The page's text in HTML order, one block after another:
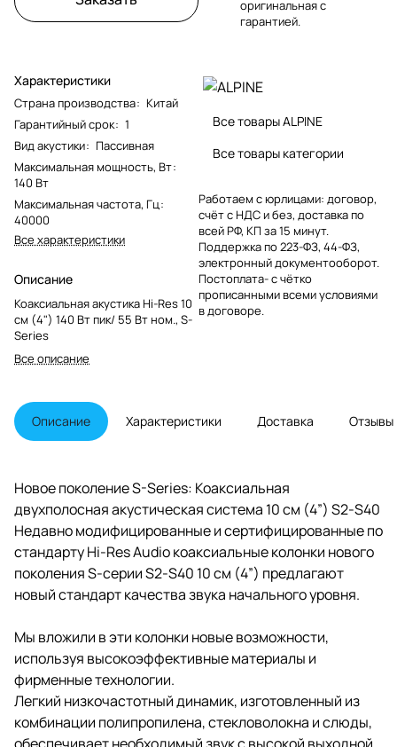
Характеристики
Страна производства: Китай
Гарантийный срок: 1
Вид акустики: Пассивная
Максимальная мощность, Вт:
140 Вт
Максимальная частота, Гц:
40000
Все характеристики
Описание
Коаксиальная акустика Hi-Res 10
см (4") 140 Вт пик/ 55 Вт ном., S-
Series
Все описание
оригинальная с
гарантией.
Все товары ALPINE
Все товары категории
Работаем с юрлицами: договор,
счёт с НДС и без, доставка по
всей РФ, КП за 15 минут.
Поддержка по 223-ФЗ, 44-ФЗ,
электронный документооборот.
Постоплата- с чётко
прописанными всеми условиями
в договоре.
Описание Характеристики Доставка Отзывы
Новое поколение S-Series: Коаксиальная
двухполосная акустическая система 10 см (4”) S2-S40
Недавно модифицированные и сертифицированные по
стандарту Hi-Res Audio коаксиальные колонки нового
поколения S-серии S2-S40 10 см (4”) предлагают
новый стандарт качества звука начального уровня.
Мы вложили в эти колонки новые возможности,
используя высокоэффективные материалы и
фирменные технологии.
Легкий низкочастотный динамик, изготовленный из
комбинации полипропилена, стекловолокна и слюды,